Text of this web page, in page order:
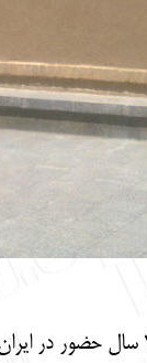
یهودیان با تاریخی به